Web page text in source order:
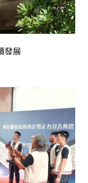
發展